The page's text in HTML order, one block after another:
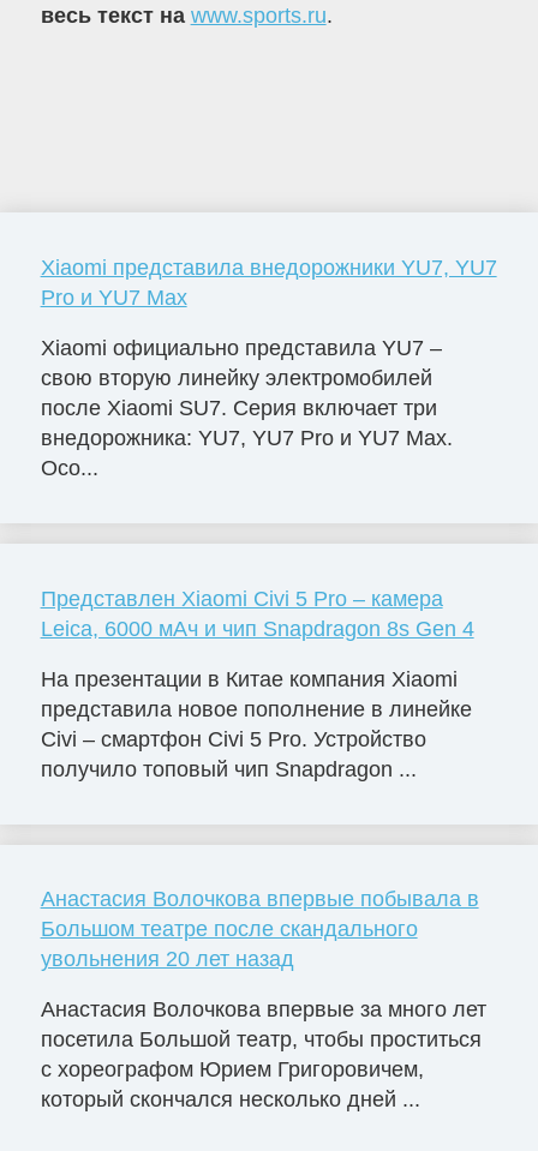
весь текст на www.sports.ru.
Xiaomi представила внедорожники YU7, YU7
Pro и YU7 Max
Xiaomi официально представила YU7 –
свою вторую линейку электромобилей
после Xiaomi SU7. Серия включает три
внедорожника: YU7, YU7 Pro и YU7 Max.
Осо...
Представлен Xiaomi Civi 5 Pro – камера
Leica, 6000 мАч и чип Snapdragon 8s Gen 4
На презентации в Китае компания Xiaomi
представила новое пополнение в линейке
Civi – смартфон Civi 5 Pro. Устройство
получило топовый чип Snapdragon ...
Анастасия Волочкова впервые побывала в
Большом театре после скандального
увольнения 20 лет назад
Анастасия Волочкова впервые за много лет
посетила Большой театр, чтобы проститься
с хореографом Юрием Григоровичем,
который скончался несколько дней ...